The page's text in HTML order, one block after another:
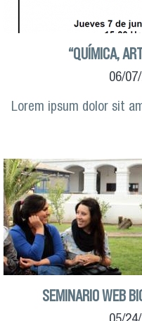
“QUÍMICA,
06/
Lorem ipsum dolor sit
SEMINARIO WEB